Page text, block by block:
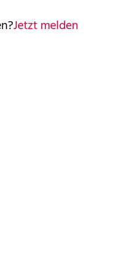
Jetzt melden